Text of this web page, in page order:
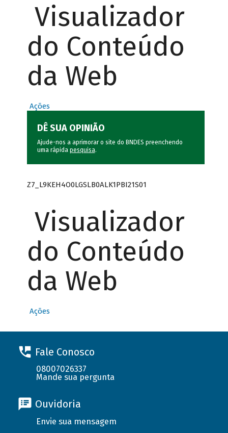
Visualizador
do Conteúdo
da Web
Ações
DÊ SUA OPINIÃO
Ajude-nos a aprimorar o site do BNDES preenchendo
uma rápida pesquisa.
Z7_L9KEH4O0LGSLB0ALK1PBI21S01
Visualizador
do Conteúdo
da Web
Ações
Fale Conosco
08007026337
Mande sua pergunta
Ouvidoria
Envie sua mensagem